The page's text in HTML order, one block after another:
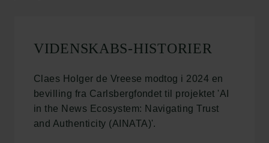
VIDENSKABS-HISTORIER
Claes Holger de Vreese modtog i 2024 en
bevilling fra Carlsbergfondet til projektet 'AI
in the News Ecosystem: Navigating Trust
and Authenticity (AINATA)'.